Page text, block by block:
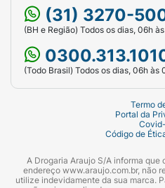
(31) 3270-
(BH e Região) Todos os dias, 06h
(Todo Brasil) Todos os dias, 06h às
Termo
Portal da
Código de
A Drogaria Araujo S/A informa
endereço www.araujo.com.br, não
utilize indevidamente da sua marca.